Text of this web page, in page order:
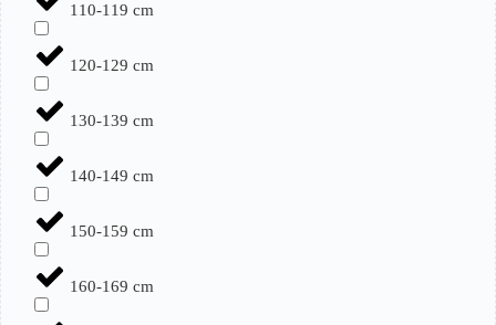
110-119 cm
120-129 cm
130-139 cm
140-149 cm
150-159 cm
160-169 cm